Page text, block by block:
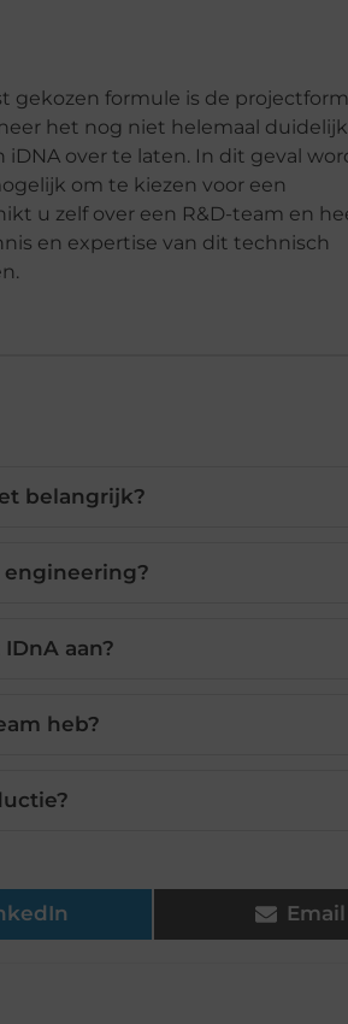
gekozen formule is de
het nog niet helemaal
over te laten. In dit geval
om te kiezen voor een
u zelf over een R&D-team en
en expertise van dit technisch
belangrijk?
aan?
heb?
Email